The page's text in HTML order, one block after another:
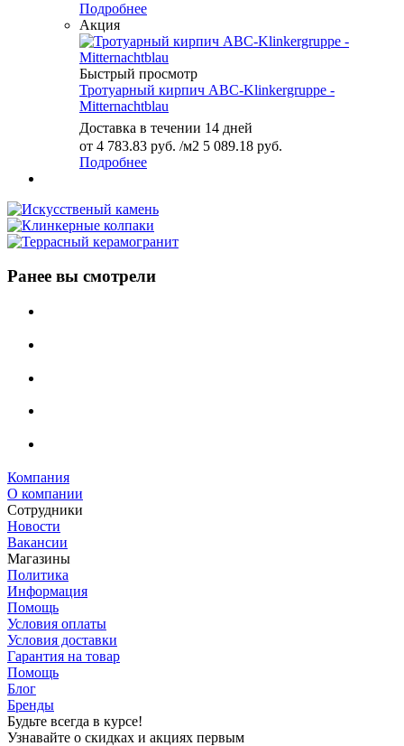
Подробнее
Акция
Быстрый просмотр
Тротуарный кирпич ABC-Klinkergruppe -
Mitternachtblau
Доставка в течении 14 дней
от 4 783.83 руб. /м2 5 089.18 руб.
Подробнее
Ранее вы смотрели
Компания
О компании
Сотрудники
Новости
Вакансии
Магазины
Политика
Информация
Помощь
Условия оплаты
Условия доставки
Гарантия на товар
Помощь
Блог
Бренды
Будьте всегда в курсе!
Узнавайте о скидках и акциях первым